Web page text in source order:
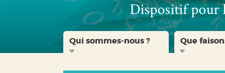
Qui sommes-nous ? Que